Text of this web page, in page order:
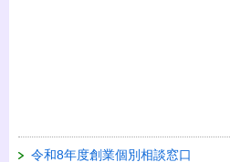
令和8年度創業個別相談窓口